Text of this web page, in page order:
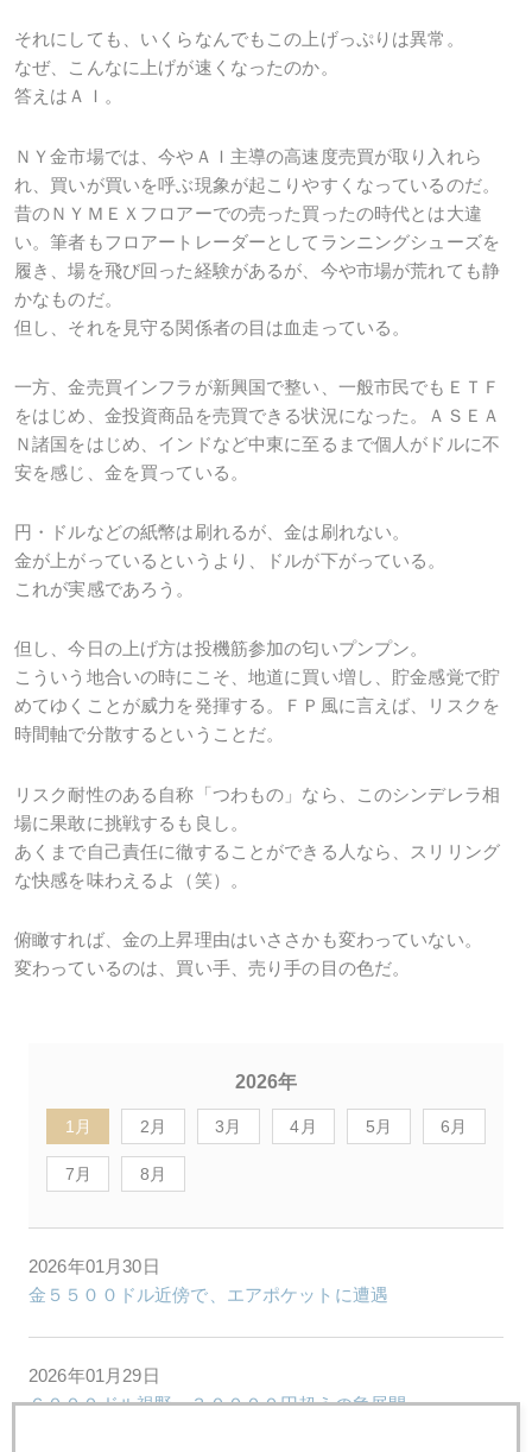
それにしても、いくらなんでもこの上げっぷりは異常。
なぜ、こんなに上げが速くなったのか。
答えはＡＩ。
ＮＹ金市場では、今やＡＩ主導の高速度売買が取り入れら
れ、買いが買いを呼ぶ現象が起こりやすくなっているのだ。
昔のＮＹＭＥＸフロアーでの売った買ったの時代とは大違
い。筆者もフロアートレーダーとしてランニングシューズを
履き、場を飛び回った経験があるが、今や市場が荒れても静
かなものだ。
但し、それを見守る関係者の目は血走っている。
一方、金売買インフラが新興国で整い、一般市民でもＥＴＦ
をはじめ、金投資商品を売買できる状況になった。ＡＳＥＡ
Ｎ諸国をはじめ、インドなど中東に至るまで個人がドルに不
安を感じ、金を買っている。
円・ドルなどの紙幣は刷れるが、金は刷れない。
金が上がっているというより、ドルが下がっている。
これが実感であろう。
但し、今日の上げ方は投機筋参加の匂いプンプン。
こういう地合いの時にこそ、地道に買い増し、貯金感覚で貯
めてゆくことが威力を発揮する。ＦＰ風に言えば、リスクを
時間軸で分散するということだ。
リスク耐性のある自称「つわもの」なら、このシンデレラ相
場に果敢に挑戦するも良し。
あくまで自己責任に徹することができる人なら、スリリング
な快感を味わえるよ（笑）。
俯瞰すれば、金の上昇理由はいささかも変わっていない。
変わっているのは、買い手、売り手の目の色だ。
2026年
1月 2月 3月 4月 5月 6月
7月 8月
2026年01月30日
金５５００ドル近傍で、エアポケットに遭遇
2026年01月29日
６０００ドル視野、３００００円超えの急展開